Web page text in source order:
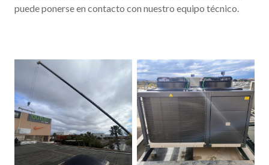
puede ponerse en contacto con nuestro equipo técnico.